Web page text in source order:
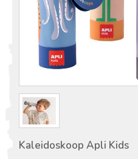
Kaleidoskoop Apli Kids